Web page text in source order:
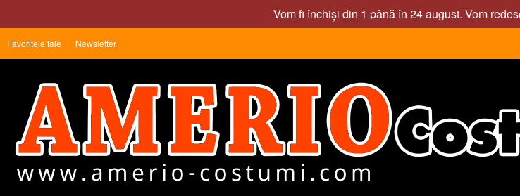
Vom fi închiși din 1 până în 24 august. Vom
Favoritele tale Newsletter